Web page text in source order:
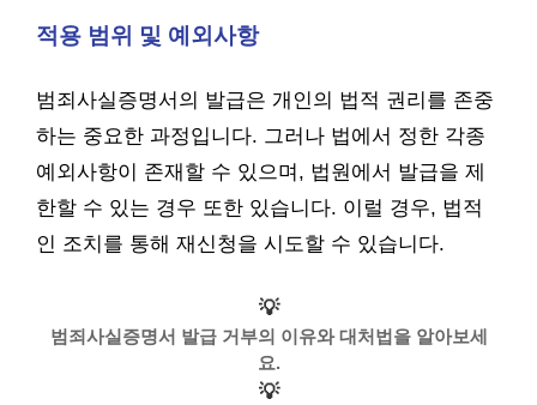
적용 범위 및 예외사항
범죄사실증명서의 발급은 개인의 법적 권리를 존중
하는 중요한 과정입니다. 그러나 법에서 정한 각종
예외사항이 존재할 수 있으며, 법원에서 발급을 제
한할 수 있는 경우 또한 있습니다. 이럴 경우, 법적
인 조치를 통해 재신청을 시도할 수 있습니다.
💡
범죄사실증명서 발급 거부의 이유와 대처법을 알아보세
요.
💡